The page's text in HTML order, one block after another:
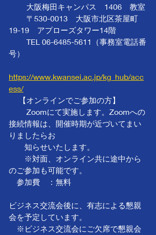
大阪梅田キャンパス　1406　教室
〒530-0013　大阪市北区茶屋町
19-19　アプローズタワー14階
TEL 06-6485-5611（事務室電話番
号）
https://www.kwansei.ac.jp/kg_hub/acc
ess/
【オンラインでご参加の方】
Zoomにて実施します。Zoomへの
接続情報は、開催時期が近づいてまい
りましたらお
        知らせいたします。
※対面、オンライン共に途中から
のご参加も可能です。
参加費　：無料
ビジネス交流会後に、有志による懇親
会を予定しています。
※ビジネス交流会にご欠席で懇親会